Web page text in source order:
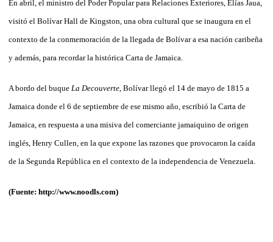
En abril, el ministro del Poder Popular para Relaciones Exteriores, Elías Jaua,
visitó el Bolívar Hall de Kingston, una obra cultural que se inaugura en el
contexto de la conmemoración de la llegada de Bolívar a esa nación caribeña
y además, para recordar la histórica Carta de Jamaica.
A bordo del buque La Decouverte , Bolívar llegó el 14 de mayo de 1815 a
Jamaica donde el 6 de septiembre de ese mismo año, escribió la Carta de
Jamaica, en respuesta a una misiva del comerciante jamaiquino de origen
inglés, Henry Cullen, en la que expone las razones que provocaron la caída
de la Segunda República en el contexto de la independencia de Venezuela.
(Fuente: http://www.noodls.com)